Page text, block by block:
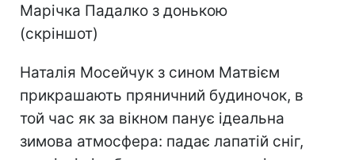
Марічка Падалко з донькою
(скріншот)
Наталія Мосейчук з сином Матвієм
прикрашають пряничний будиночок, в
той час як за вікном панує ідеальна
зимова атмосфера: падає лапатій сніг,